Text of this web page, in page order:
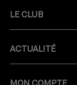
LE CLUB
ACTUALITÉ